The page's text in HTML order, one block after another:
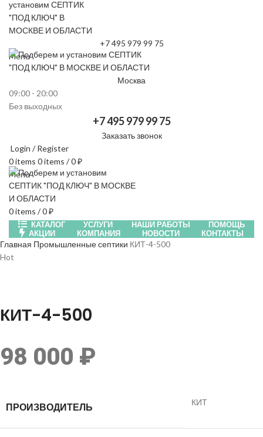
+7 495 979 99 75
Menu
Москва
09:00 - 20:00
Без выходных
+7 495 979 99 75
Заказать звонок
Login / Register
0items 0items /0₽
Menu
0items /0₽
КАТАЛОГ УСЛУГИ НАШИ РАБОТЫ
ПОМОЩЬ
АКЦИИ
КОМПАНИЯ НОВОСТИ КОНТАКТЫ
Главная Промышленные септики КИТ-4-500
Hot
КИТ-4-500
98 000 ₽
ПРОИЗВОДИТЕЛЬ КИТ